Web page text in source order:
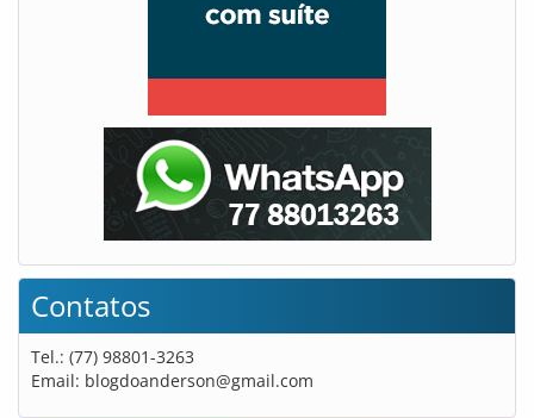
Contatos
Tel.: (77) 98801-3263
Email: blogdoanderson@gmail.com